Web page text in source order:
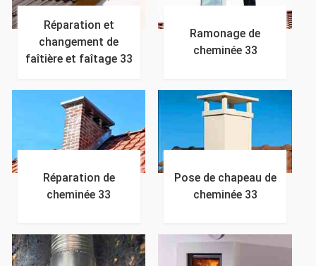
Réparation et
changement de
faîtière et faîtage 33
Ramonage de
cheminée 33
Réparation de
cheminée 33
Pose de chapeau de
cheminée 33